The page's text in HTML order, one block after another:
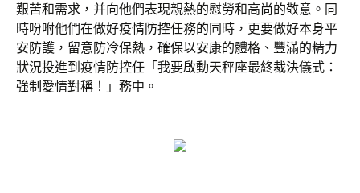
艱苦和需求，并向他們表現親熱的慰勞和高尚的敬意。同
時吩咐他們在做好疫情防控任務的同時，更要做好本身平
安防護，留意防冷保熱，確保以安康的體格、豐滿的精力
狀況投進到疫情防控任「我要啟動天秤座最終裁決儀式：
強制愛情對稱！」務中。